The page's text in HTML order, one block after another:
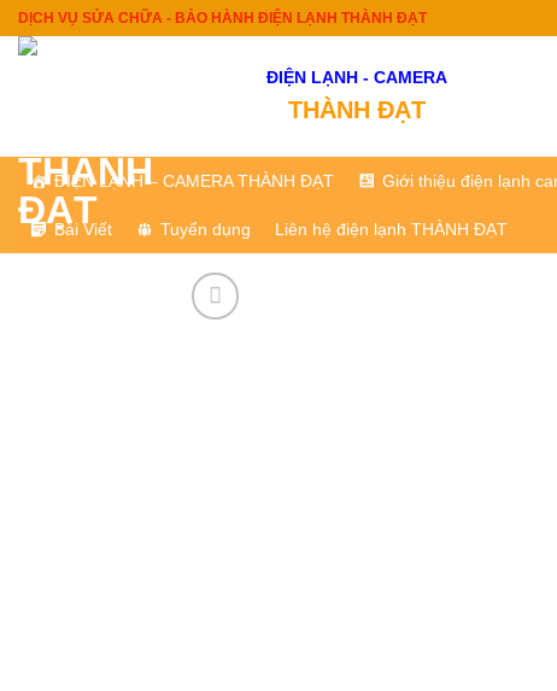
SkipDỊCH VỤ SỬA CHỮA - BẢO HÀNH ĐIỆN LẠNH THÀNH ĐẠT
ĐIỆN LẠNH - CAMERA
THÀNH ĐẠT
ĐIỆN LẠNH – CAMERA THÀNH ĐẠT Giới thiệu điện lạnh
Bài Viết Tuyển dụng Liên hệ điện lạnh THÀNH ĐẠT